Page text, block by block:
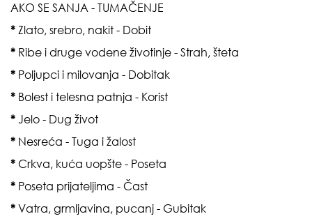
AKO SE SANJA - TUMAČENJE
* Zlato, srebro, nakit - Dobit
* Ribe i druge vodene životinje - Strah, šteta
* Poljupci i milovanja - Dobitak
* Bolest i telesna patnja - Korist
* Jelo - Dug život
* Nesreća - Tuga i žalost
* Crkva, kuća uopšte - Poseta
* Poseta prijateljima - Čast
* Vatra, grmljavina, pucanj - Gubitak